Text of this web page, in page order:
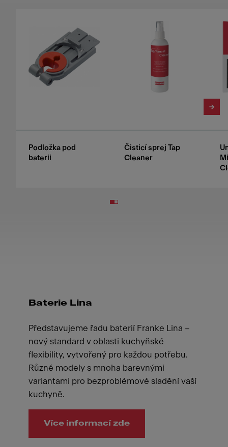
Podložka pod
baterii
Čisticí sprej Tap
Cleaner
Baterie Lina
Představujeme řadu baterií Franke Lina –
nový standard v oblasti kuchyňské
flexibility, vytvořený pro každou potřebu.
Různé modely s mnoha barevnými
variantami pro bezproblémové sladění vaší
kuchyně.
Více informací zde